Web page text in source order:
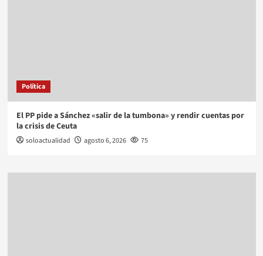
Política
El PP pide a Sánchez «salir de la tumbona» y rendir cuentas por
la crisis de Ceuta
soloactualidad agosto 6, 2026 75